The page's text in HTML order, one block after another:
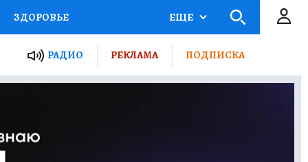
ЗДОРОВЬЕ
ПРОЕКТЫ РОССИИ
ПУТЕВОДИТЕЛЬ
ПОТРЕБИТЕЛЯ
ЕЩЕ
РАДИО РЕКЛАМА ПОДПИСКА